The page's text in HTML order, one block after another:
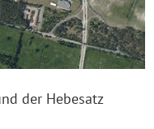
der Hebesatz